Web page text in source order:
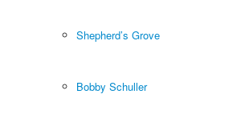
Shepherd’s Grove
Bobby Schuller